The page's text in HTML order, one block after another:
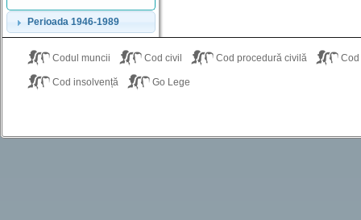
Perioada 1946-1989
Codul muncii Cod civil Cod procedură civilă
Cod insolvență Go Lege